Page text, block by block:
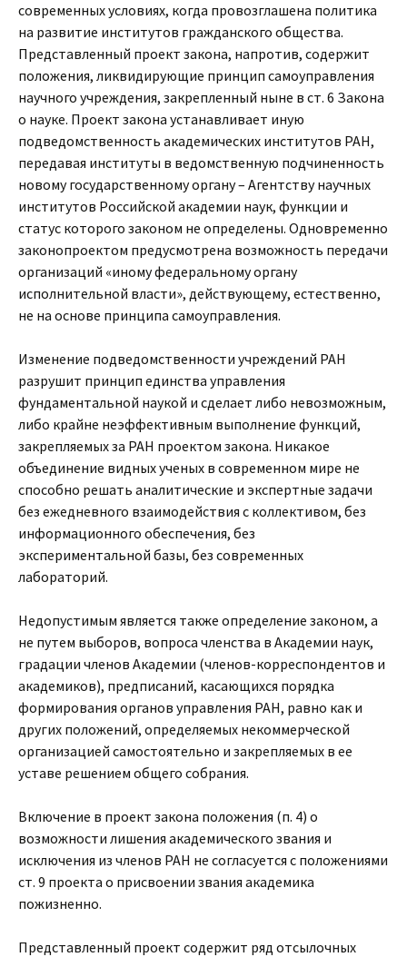
современных условиях, когда провозглашена политика
на развитие институтов гражданского общества.
Представленный проект закона, напротив, содержит
положения, ликвидирующие принцип самоуправления
научного учреждения, закрепленный ныне в ст. 6 Закона
о науке. Проект закона устанавливает иную
подведомственность академических институтов РАН,
передавая институты в ведомственную подчиненность
новому государственному органу – Агентству научных
институтов Российской академии наук, функции и
статус которого законом не определены. Одновременно
законопроектом предусмотрена возможность передачи
организаций «иному федеральному органу
исполнительной власти», действующему, естественно,
не на основе принципа самоуправления.
Изменение подведомственности учреждений РАН
разрушит принцип единства управления
фундаментальной наукой и сделает либо невозможным,
либо крайне неэффективным выполнение функций,
закрепляемых за РАН проектом закона. Никакое
объединение видных ученых в современном мире не
способно решать аналитические и экспертные задачи
без ежедневного взаимодействия с коллективом, без
информационного обеспечения, без
экспериментальной базы, без современных
лабораторий.
Недопустимым является также определение законом, а
не путем выборов, вопроса членства в Академии наук,
градации членов Академии (членов-корреспондентов и
академиков), предписаний, касающихся порядка
формирования органов управления РАН, равно как и
других положений, определяемых некоммерческой
организацией самостоятельно и закрепляемых в ее
уставе решением общего собрания.
Включение в проект закона положения (п. 4) о
возможности лишения академического звания и
исключения из членов РАН не согласуется с положениями
ст. 9 проекта о присвоении звания академика
пожизненно.
Представленный проект содержит ряд отсылочных